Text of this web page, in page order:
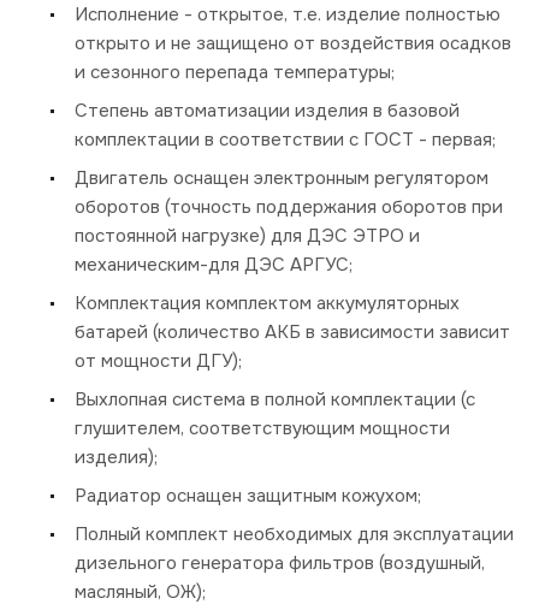
Исполнение - открытое, т.е. изделие полностью
открыто и не защищено от воздействия осадков
и сезонного перепада температуры;
Степень автоматизации изделия в базовой
комплектации в соответствии с ГОСТ - первая;
Двигатель оснащен электронным регулятором
оборотов (точность поддержания оборотов при
постоянной нагрузке) для ДЭС ЭТРО и
механическим-для ДЭС АРГУС;
Комплектация комплектом аккумуляторных
батарей (количество АКБ в зависимости зависит
от мощности ДГУ);
Выхлопная система в полной комплектации (с
глушителем, соответствующим мощности
изделия);
Радиатор оснащен защитным кожухом;
Полный комплект необходимых для эксплуатации
дизельного генератора фильтров (воздушный,
масляный, ОЖ);